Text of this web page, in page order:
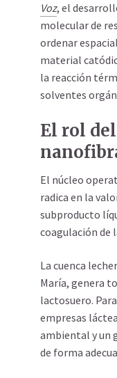
Voz, el
molecular de
ordenar
material
la reacción
solventes
El rol
El núcleo
radica en la
subproducto
coagulación de
La cuenca
María, genera
lactosuero.
empresas
ambiental y un
de forma